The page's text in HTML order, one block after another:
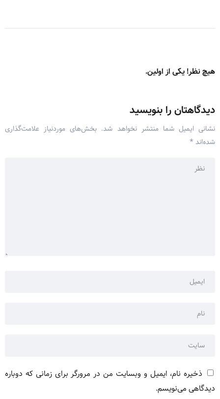
هیچ نظر! یکی از اولین.
دیدگاهتان را بنویسید
نشانی ایمیل شما منتشر نخواهد شد. بخش‌های موردنیاز علامت‌گذاری
شده‌اند *
ذخیره نام، ایمیل و وبسایت من در مرورگر برای زمانی که دوباره
دیدگاهی می‌نویسم.